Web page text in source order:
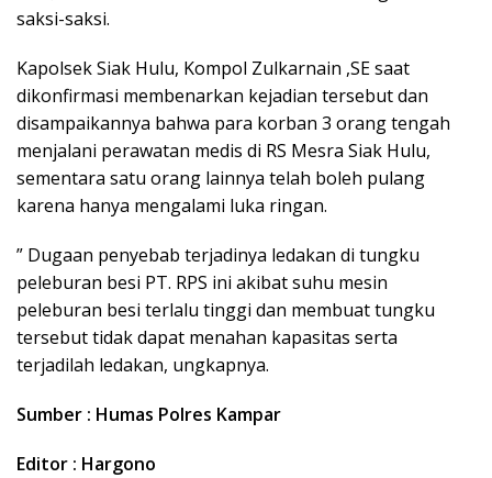
saksi-saksi.
Kapolsek Siak Hulu, Kompol Zulkarnain ,SE saat
dikonfirmasi membenarkan kejadian tersebut dan
disampaikannya bahwa para korban 3 orang tengah
menjalani perawatan medis di RS Mesra Siak Hulu,
sementara satu orang lainnya telah boleh pulang
karena hanya mengalami luka ringan.
” Dugaan penyebab terjadinya ledakan di tungku
peleburan besi PT. RPS ini akibat suhu mesin
peleburan besi terlalu tinggi dan membuat tungku
tersebut tidak dapat menahan kapasitas serta
terjadilah ledakan, ungkapnya.
Sumber : Humas Polres Kampar
Editor : Hargono